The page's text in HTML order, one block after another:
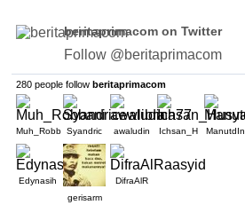
beritaprimacom on Twitter
Follow @beritaprimacom
280 people follow beritaprimacom
Muh_Robb Syandric awaludin Ichsan_H ManutdIn
Edynasih
gerisarm
DifraAlR